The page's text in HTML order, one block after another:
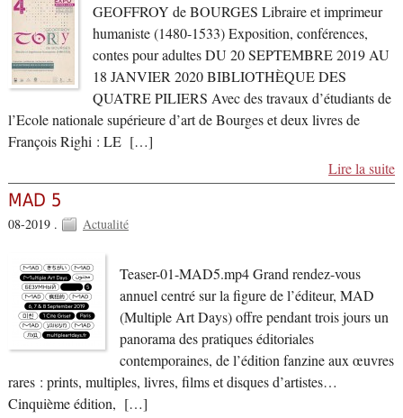
GEOFFROY de BOURGES Libraire et imprimeur
humaniste (1480-1533) Exposition, conférences,
contes pour adultes DU 20 SEPTEMBRE 2019 AU
18 JANVIER 2020 BIBLIOTHÈQUE DES
QUATRE PILIERS Avec des travaux d’étudiants de
l’Ecole nationale supérieure d’art de Bourges et deux livres de
François Righi : LE […]
Lire la suite
MAD 5
08-2019 . Actualité
Teaser-01-MAD5.mp4 Grand rendez-vous
annuel centré sur la figure de l’éditeur, MAD
(Multiple Art Days) offre pendant trois jours un
panorama des pratiques éditoriales
contemporaines, de l’édition fanzine aux œuvres
rares : prints, multiples, livres, films et disques d’artistes…
Cinquième édition, […]